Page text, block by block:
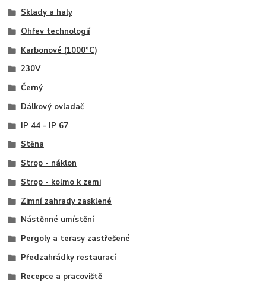
Sklady a haly
Ohřev technologií
Karbonové (1000°C)
230V
Černý
Dálkový ovladač
IP 44 - IP 67
Stěna
Strop - náklon
Strop - kolmo k zemi
Zimní zahrady zasklené
Nástěnné umístění
Pergoly a terasy zastřešené
Předzahrádky restaurací
Recepce a pracoviště